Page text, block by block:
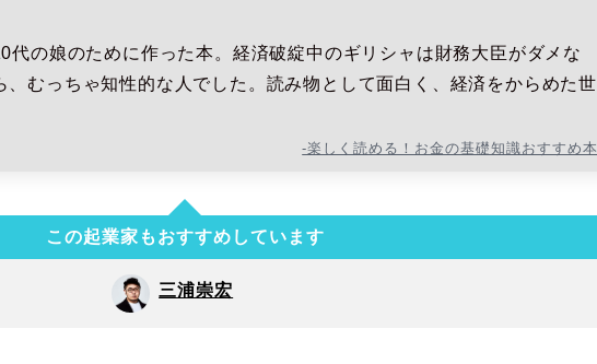
代の娘のために作った本。経済破綻中のギリシャは財務大臣がダメな
むっちゃ知性的な人でした。読み物として面白く、経済をからめた世
-楽しく読める！お金の基礎知識おすすめ本
この起業家もおすすめしています
三浦崇宏